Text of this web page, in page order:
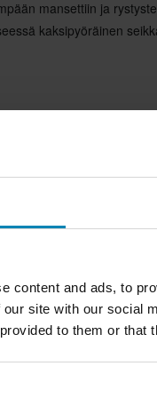
content and ads, to
site with our social
to them or
mansettiin ja
kaksipyöräinen
– lisää pitoa